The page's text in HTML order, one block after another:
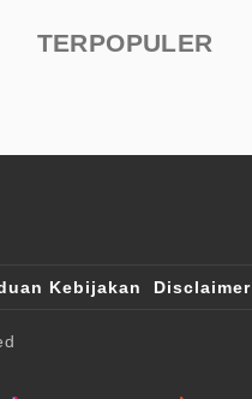
TERPOPULER
Kebijakan Disclaimer